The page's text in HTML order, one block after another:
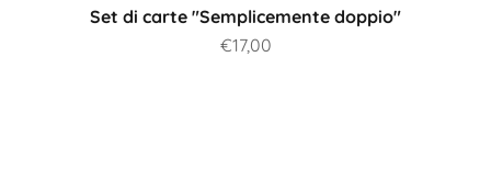
Set di carte "Semplicemente doppio"
Prezzo scontato
€17,00